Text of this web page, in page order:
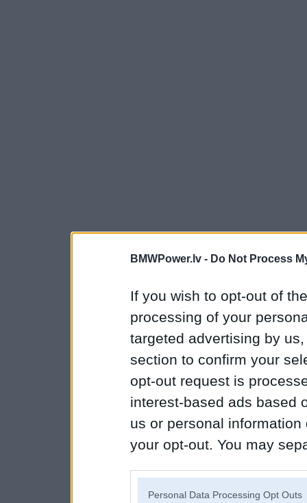
BMWPower.lv - Do Not Process
If you wish to opt-out of
processing of your
targeted advertising by
section to confirm your
opt-out request is
interest-based ads based
us or personal
your opt-out. You may
Personal Data Processing Opt Outs